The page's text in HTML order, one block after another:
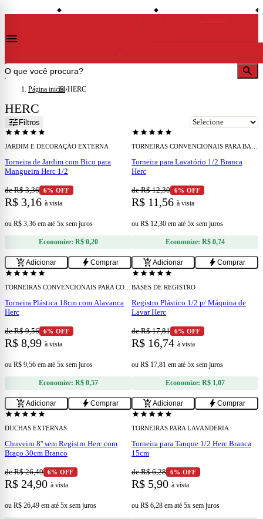
shopping_bag credit_card
menu
search
Página inicial ›HERC
HERC
tune Filtros
starstarstarstarstar
JARDIM E DECORAÇÃO EXTERNA
Torneira de Jardim com Bico para
Mangueira Herc 1/2
de R$ 3,36 6% OFF
R$ 3,16 à vista
ou R$ 3,36 em até 5x sem juros
Economize: R$ 0,20
add_shopping_cartAdicionar bolt Comprar
starstarstarstarstar
Torneira para Lavatório 1/2 Branca
Herc
de R$ 12,30 6% OFF
R$ 11,56 à vista
ou R$ 12,30 em até 5x sem juros
Economize: R$ 0,74
add_shopping_cartAdicionar bolt Comprar
add
starstarstarstarstar
Torneira Plástica 18cm com Alavanca
Herc
de R$ 9,56 6% OFF
R$ 8,99 à vista
ou R$ 9,56 em até 5x sem juros
Economize: R$ 0,57
add_shopping_cartAdicionar bolt Comprar
add
starstarstarstarstar
BASES DE REGISTRO
Registro Plástico 1/2 p/ Máquina de
Lavar Herc
de R$ 17,81 6% OFF
R$ 16,74 à vista
ou R$ 17,81 em até 5x sem juros
Economize: R$ 1,07
add_shopping_cartAdicionar bolt Comprar
add
starstarstarstarstar
DUCHAS EXTERNAS
Chuveiro 8'' sem Registro Herc com
Braço 30cm Branco
de R$ 26,49 6% OFF
R$ 24,90 à vista
ou R$ 26,49 em até 5x sem juros
add
starstarstarstarstar
TORNEIRAS PARA LAVANDERIA
Torneira para Tanque 1/2 Herc Branca
15cm
de R$ 6,28 6% OFF
R$ 5,90 à vista
ou R$ 6,28 em até 5x sem juros